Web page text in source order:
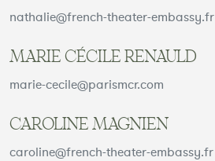
nathalie@french-theater-embassy.fr
MARIE CÉCILE RENAULD
marie-cecile@parismcr.com
CAROLINE MAGNIEN
caroline@french-theater-embassy.fr